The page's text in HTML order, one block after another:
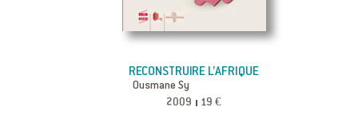
RECONSTRUIRE L’AFRIQUE
Ousmane Sy
2009 19 €